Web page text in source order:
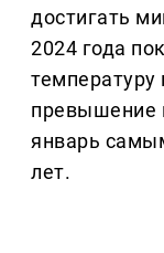
достигать
2024 года
температуру
превышение
январь
лет.